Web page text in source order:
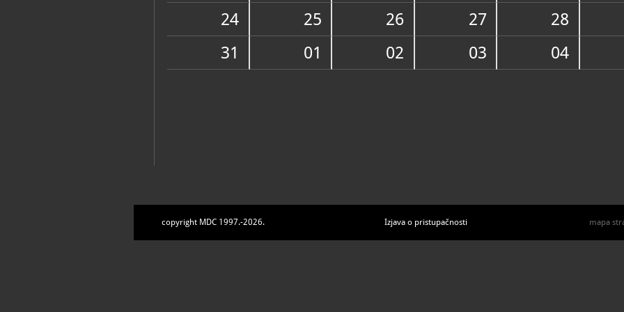
24
25 26 27 28
31
01 02 03 04
Za skupne
035/
copyright MDC 1997.-2026. Izjava o pristupačnosti mapa